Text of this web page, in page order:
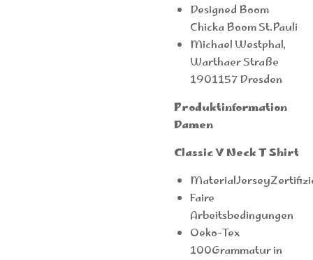
Designed Boom
Chicka Boom St.Pauli
Michael Westphal,
Warthaer Straße
1901157 Dresden
Produktinformation
Damen
Classic V Neck T Shirt
Faire
Arbeitsbedingungen
Oeko-Tex
100Grammatur in